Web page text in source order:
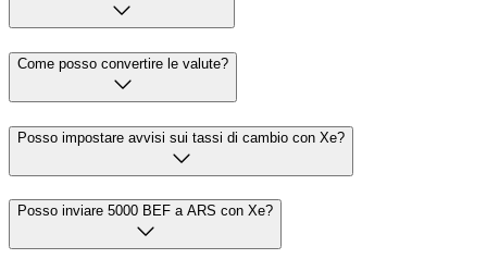
Come posso convertire le valute?
Posso impostare avvisi sui tassi di cambio con Xe?
Posso inviare 5000 BEF a ARS con Xe?